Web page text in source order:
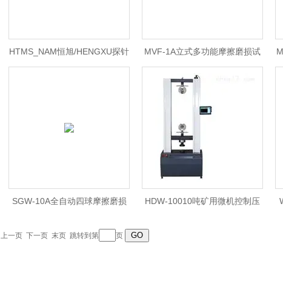
HTMS_NAM恒旭/HENGXU探针 MVF-1A立式多功能摩擦磨损试
验机
SGW-10A全自动四球摩擦磨损 HDW-10010吨矿用微机控制压
上一页 下一页 末页 跳转到第 页